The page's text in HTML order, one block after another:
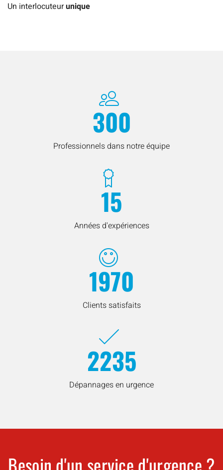
Un interlocuteurunique
300
Professionnels dans notre équipe
15
Années d'expériences
1970
Clients satisfaits
2235
Dépannages en urgence